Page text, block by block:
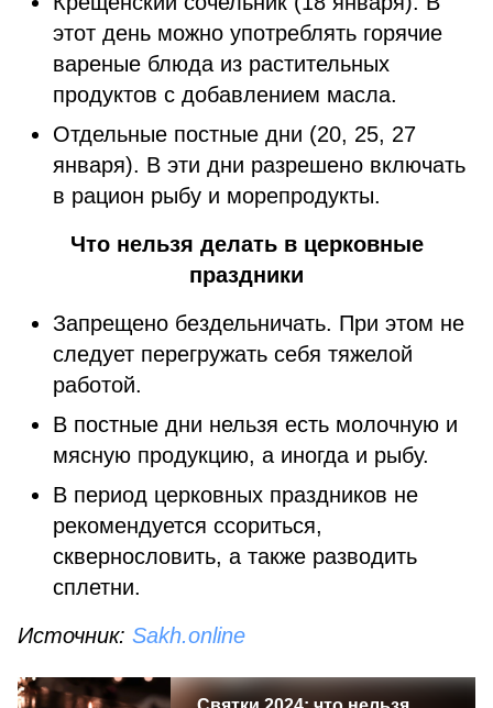
этот день можно употреблять горячие
вареные блюда из растительных
продуктов с добавлением масла.
Отдельные постные дни (20, 25, 27
января). В эти дни разрешено включать
в рацион рыбу и морепродукты.
Что нельзя делать в церковные
праздники
Запрещено бездельничать. При этом не
следует перегружать себя тяжелой
работой.
В постные дни нельзя есть молочную и
мясную продукцию, а иногда и рыбу.
В период церковных праздников не
рекомендуется ссориться,
сквернословить, а также разводить
сплетни.
Источник: Sakh.online